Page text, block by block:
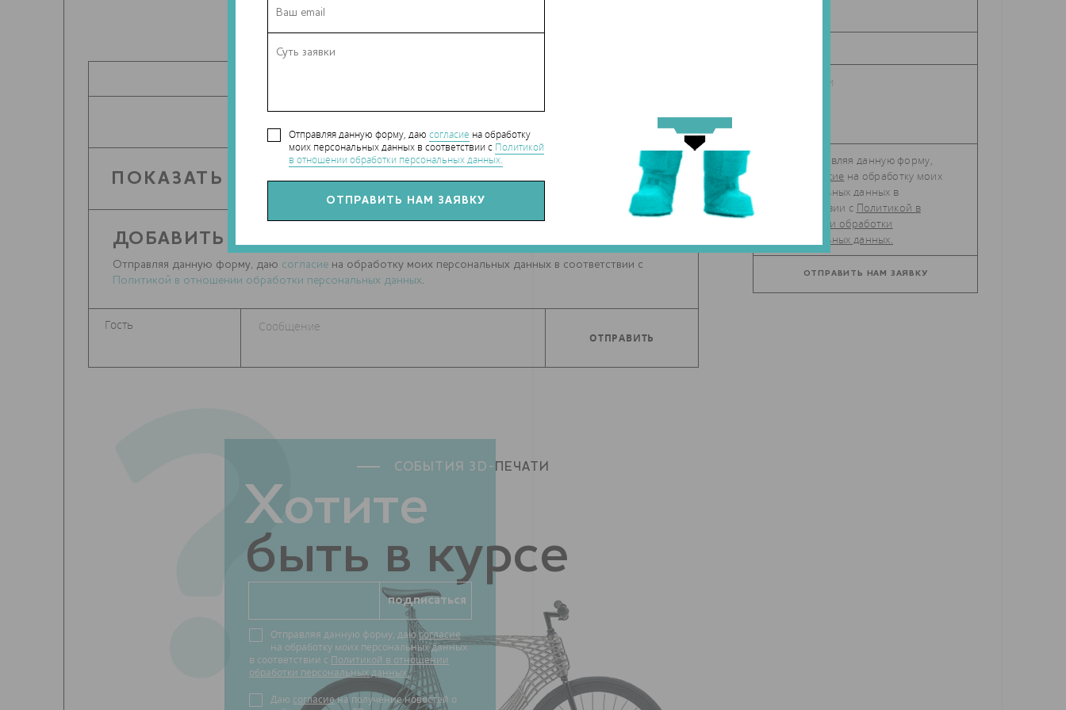
Отправляя данную форму, даю согласие на обработку
моих персональных данных в соответствии с Политикой
в отношении обработки персональных данных.
ПОКАЗАТЬ КОММЕНТАРИИ К СТАТЬЕ(0)
ДОБАВИТЬ СООБЩЕНИЕ
Отправляя данную форму, даю согласие на обработку моих персональных данных в соответствии с
Политикой в отношении обработки персональных данных.
?
Хотите
быть в курсе
СОБЫТИЯ 3D- ПЕЧАТИ
Отправляя данную форму, даюсогласие
на обработку моих персональных данных
в соответствии с Политикой в отношении
обработки персональных данных.
Даю согласиена получение новостей о
Отправляя данную форму,
согласие
персональных данных в
соответствии с Политикой в
отношении обработки
персональных данных.